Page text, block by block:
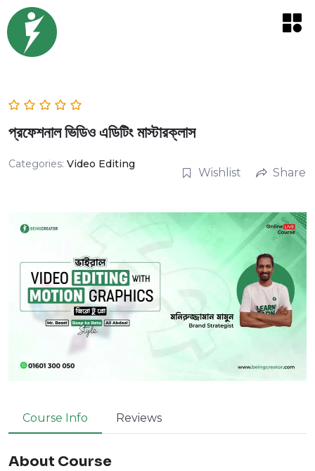
প্রফেশনাল ভিডিও এডিটিং মাস্টারক্লাস
Categories: Video Editing
Wishlist Share
Course Info Reviews
About Course